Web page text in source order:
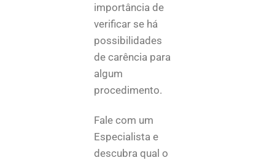
importância de
verificar se há
possibilidades
de carência para
algum
procedimento.
Fale com um
Especialista e
descubra qual o